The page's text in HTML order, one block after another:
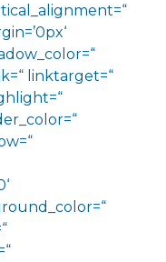
linktarget=“